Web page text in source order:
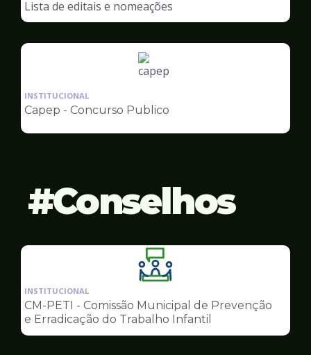
Capep
Lista de editais e nomeações
Ilustração
pagina
Capep
INSTITUCIONAL
Capep - Concurso Publico
Conselhos
Ilustração
da
pagina
de
Conselhos
INSTITUCIONAL
CM-PETI - Comissão Municipal de Prevenção
e Erradicação do Trabalho Infantil